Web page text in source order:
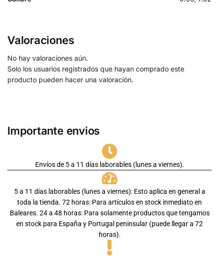
Valoraciones
No hay valoraciones aún.
Solo los usuarios registrados que hayan comprado este
producto pueden hacer una valoración.
Importante envios
Envíos de 5 a 11 días laborables (lunes a viernes).
5 a 11 días laborables (lunes a viernes): Esto aplica en general a
toda la tienda. 72 horas: Para artículos en stock inmediato en
Baleares. 24 a 48 horas: Para solamente productos que tengamos
en stock para España y Portugal peninsular (puede llegar a 72
horas).